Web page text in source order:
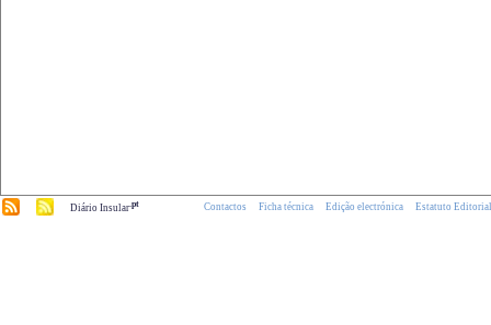
Diário Insular.pt Contactos Ficha técnica Edição electrónica Estatuto Editorial